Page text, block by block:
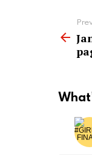
more